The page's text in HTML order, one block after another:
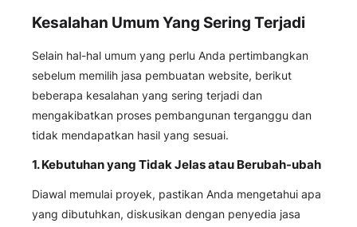
Kesalahan Umum Yang Sering Terjadi
Selain hal-hal umum yang perlu Anda pertimbangkan
sebelum memilih jasa pembuatan website, berikut
beberapa kesalahan yang sering terjadi dan
mengakibatkan proses pembangunan terganggu dan
tidak mendapatkan hasil yang sesuai.
1. Kebutuhan yang Tidak Jelas atau Berubah-ubah
Diawal memulai proyek, pastikan Anda mengetahui apa
yang dibutuhkan, diskusikan dengan penyedia jasa